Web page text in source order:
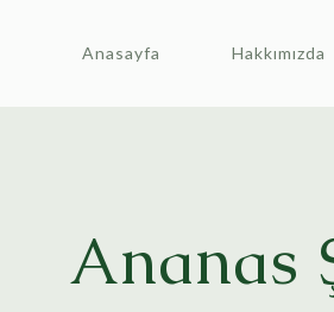
Anasayfa Hakkımızda
Ananas